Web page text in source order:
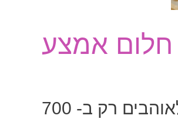
חלום אמצע
לילה באמצע שבוע בצימר רומנטי – קן לאוהבים רק ב- 700